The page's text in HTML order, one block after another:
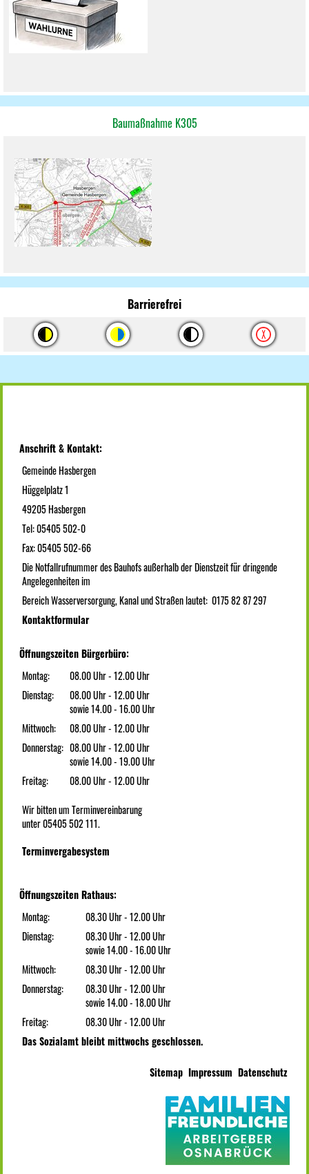
Baumaßnahme K305
Barrierefrei
Anschrift & Kontakt:
Gemeinde Hasbergen
Hüggelplatz 1
49205 Hasbergen
Tel: 05405 502-0
Fax: 05405 502-66
Die Notfallrufnummer des Bauhofs außerhalb der Dienstzeit für dringende
Angelegenheiten im
Bereich Wasserversorgung, Kanal und Straßen lautet: 0175 82 87 297
Kontaktformular
Öffnungszeiten Bürgerbüro:
Montag:
08.00 Uhr - 12.00 Uhr
Dienstag:
08.00 Uhr - 12.00 Uhr
sowie 14.00 - 16.00 Uhr
Mittwoch:
08.00 Uhr - 12.00 Uhr
Donnerstag: 08.00 Uhr - 12.00 Uhr
sowie 14.00 - 19.00 Uhr
Freitag:
08.00 Uhr - 12.00 Uhr
Wir bitten um Terminvereinbarung
unter 05405 502 111.
Terminvergabesystem
Öffnungszeiten Rathaus:
Montag:
08.30 Uhr - 12.00 Uhr
Dienstag:
08.30 Uhr - 12.00 Uhr
sowie 14.00 - 16.00 Uhr
Mittwoch:
08.30 Uhr - 12.00 Uhr
Donnerstag:
08.30 Uhr - 12.00 Uhr
sowie 14.00 - 18.00 Uhr
Freitag:
08.30 Uhr - 12.00 Uhr
Das Sozialamt bleibt mittwochs geschlossen.
Sitemap Impressum Datenschutz